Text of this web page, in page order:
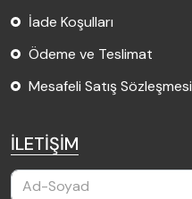
İade Koşulları
Ödeme ve Teslimat
Mesafeli Satış Sözleşmesi
İLETİŞİM